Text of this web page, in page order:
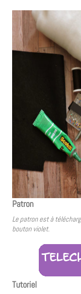
Patron
Le patron est à
bouton violet.
Tutoriel